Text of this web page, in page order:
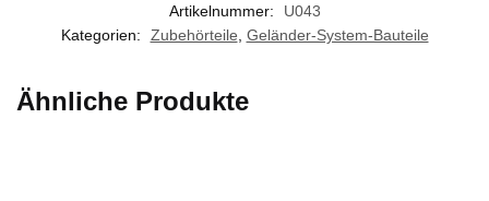
Artikelnummer:
U043
Kategorien:
Zubehörteile Geländer-System-Bauteile
Ähnliche Produkte